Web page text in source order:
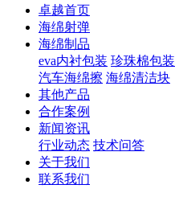
卓越首页
海绵射弹
海绵制品
eva内衬包装 珍珠棉包装
汽车海绵擦 海绵清洁块
其他产品
合作案例
新闻资讯
行业动态 技术问答
关于我们
联系我们